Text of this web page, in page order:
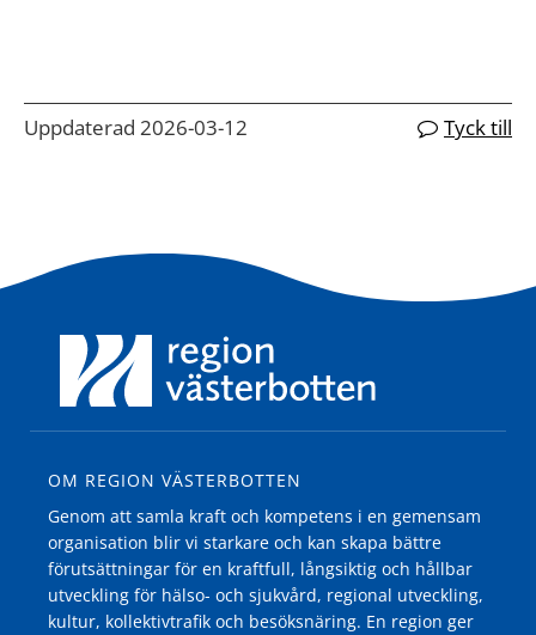
Uppdaterad 2026-03-12 Tyck till
OM REGION VÄSTERBOTTEN
Genom att samla kraft och kompetens i en gemensam
organisation blir vi starkare och kan skapa bättre
förutsättningar för en kraftfull, långsiktig och hållbar
utveckling för hälso- och sjukvård, regional utveckling,
kultur, kollektivtrafik och besöksnäring. En region ger